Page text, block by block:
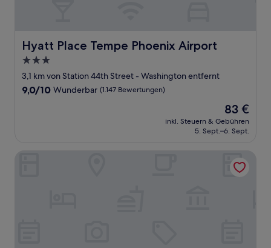
Hyatt Place Tempe Phoenix Airport
Hyatt Place Tempe Phoenix Airport
3.0-
Sterne-
Unterkunft
3,1 km von Station 44th Street - Washington entfernt
9.0
9,0/10 Wunderbar (1.147 Bewertungen)
Der
Preis
beträgt
83 €
inkl. Steuern & Gebühren
5. Sept.–6. Sept.